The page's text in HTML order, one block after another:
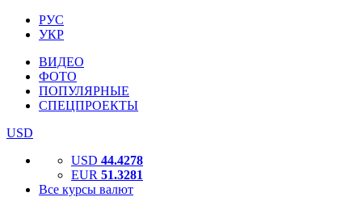
РУС
УКР
ВИДЕО
ФОТО
ПОПУЛЯРНЫЕ
СПЕЦПРОЕКТЫ
USD
USD 44.4278
EUR 51.3281
Все курсы валют